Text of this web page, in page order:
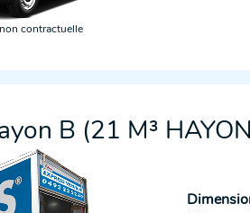
contractuelle
B (21 M³